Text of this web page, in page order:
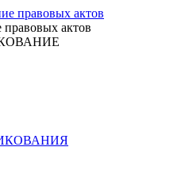
актов